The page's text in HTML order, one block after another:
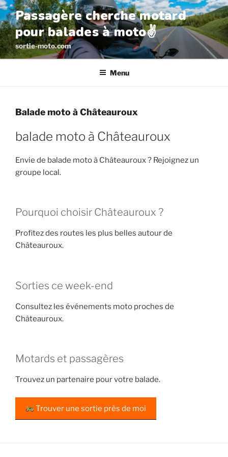
Aller
au
contenu
principal
Passagère cherche motard
pour balades à moto✌️
sortie-moto.com
Menu
Balade moto à Châteauroux
balade moto à Châteauroux
Envie de balade moto à Châteauroux ? Rejoignez un
groupe local.
Pourquoi choisir Châteauroux ?
Profitez des routes les plus belles autour de
Châteauroux.
Sorties ce week-end
Consultez les événements moto proches de
Châteauroux.
Motards et passagères
Trouvez un partenaire pour votre balade.
Trouver une sortie près de moi